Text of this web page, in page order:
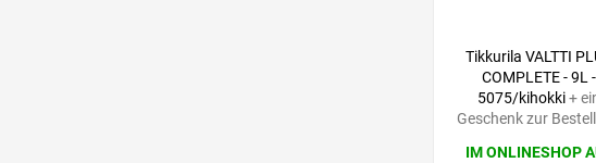
Tikkurila VALTTI
COMPLETE - 9L -
5075/kihokki+
Geschenk zur
IM ONLINESHOP